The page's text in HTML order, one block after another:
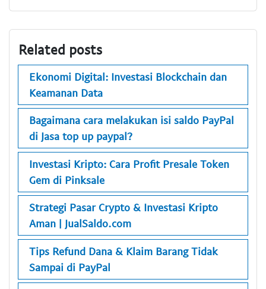
Related posts
Ekonomi Digital: Investasi Blockchain dan
Keamanan Data
Bagaimana cara melakukan isi saldo PayPal
di Jasa top up paypal?
Investasi Kripto: Cara Profit Presale Token
Gem di Pinksale
Strategi Pasar Crypto & Investasi Kripto
Aman | JualSaldo.com
Tips Refund Dana & Klaim Barang Tidak
Sampai di PayPal